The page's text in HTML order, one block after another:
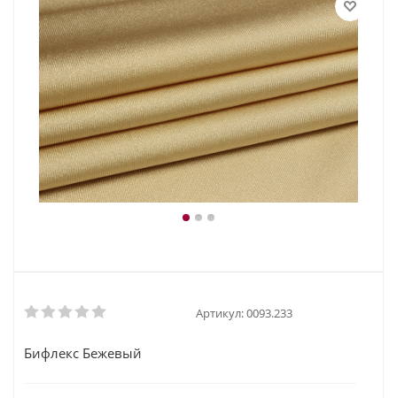
Артикул:0093.233
Бифлекс Бежевый